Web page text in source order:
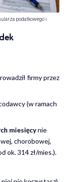
podatkowego i
firmy przez
(w ramach
miesięcynie
chorobowej,
ok. 314 zł/mies.).